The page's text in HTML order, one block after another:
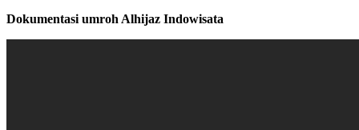
Dokumentasi umroh Alhijaz Indowisata